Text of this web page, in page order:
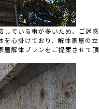
している事が多いため、ご迷惑
を心掛けており、解体家屋の立
屋解体プランをご提案させて頂